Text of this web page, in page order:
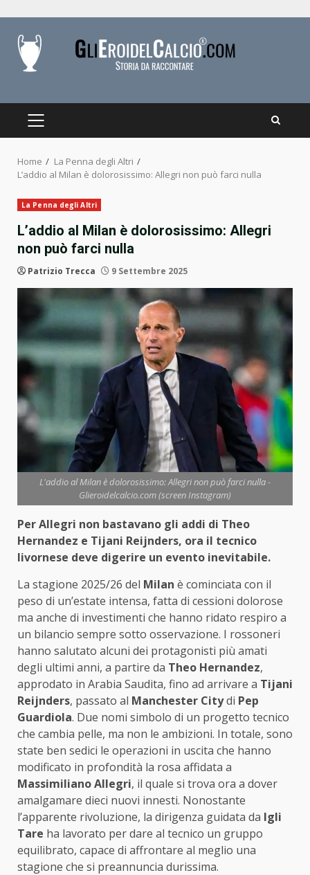
content
PRIMARY
Home
La Penna degli Altri
L’addio al Milan è dolorosissimo: Allegri non può farci nulla
La Penna degli Altri
L’addio al Milan è dolorosissimo: Allegri
non può farci nulla
Patrizio Trecca 9 Settembre 2025
L'addio al Milan è dolorosissimo: Allegri non può farci nulla -
Glieroidelcalcio.com (screen Instagram)
Per Allegri non bastavano gli addi di Theo
Hernandez e Tijani Reijnders, ora il tecnico
livornese deve digerire un evento inevitabile.
La stagione 2025/26 del Milan è cominciata con il
peso di un’estate intensa, fatta di cessioni dolorose
ma anche di investimenti che hanno ridato respiro a
un bilancio sempre sotto osservazione. I rossoneri
hanno salutato alcuni dei protagonisti più amati
degli ultimi anni, a partire da Theo Hernandez,
approdato in Arabia Saudita, fino ad arrivare a Tijani
Reijnders, passato al Manchester Citydi Pep
Guardiola. Due nomi simbolo di un progetto tecnico
che cambia pelle, ma non le ambizioni. In totale, sono
state ben sedici le operazioni in uscita che hanno
modificato in profondità la rosa affidata a
Massimiliano Allegri, il quale si trova ora a dover
amalgamare dieci nuovi innesti. Nonostante
l’apparente rivoluzione, la dirigenza guidata da Igli
Tare ha lavorato per dare al tecnico un gruppo
equilibrato, capace di affrontare al meglio una
stagione che si preannuncia durissima.